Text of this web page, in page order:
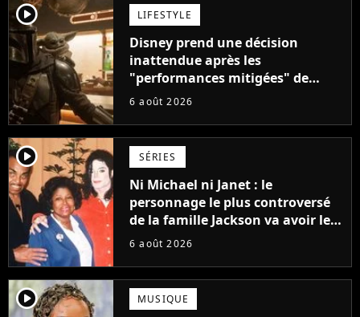
player2 LIFESTYLE
Disney prend une décision
inattendue après les
"performances mitigées" de
Vaiana et The Mandalorian &
6 août 2026
player2 SÉRIES
Ni Michael ni Janet : le
personnage le plus controversé
de la famille Jackson va avoir le
droit à sa propre série
6 août 2026
player2 MUSIQUE